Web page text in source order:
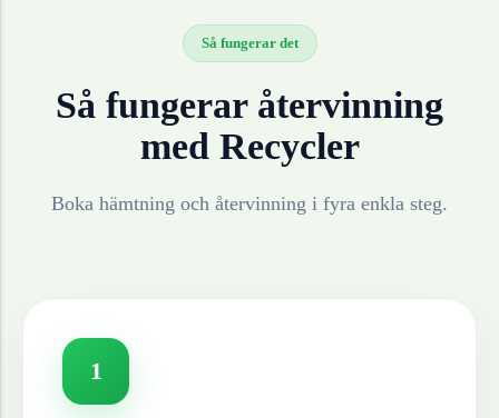
Så fungerar det
Så fungerar återvinning
med Recycler
Boka hämtning och återvinning i fyra enkla steg.
1